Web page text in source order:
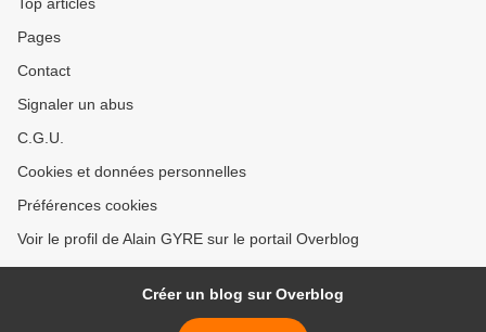
Pages
Contact
Signaler un abus
C.G.U.
Cookies et données personnelles
Préférences cookies
Voir le profil de Alain GYRE sur le portail Overblog
Créer un blog sur Overblog